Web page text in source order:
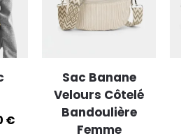
€
Sac Banane
Velours Côtelé
Bandoulière
Femme